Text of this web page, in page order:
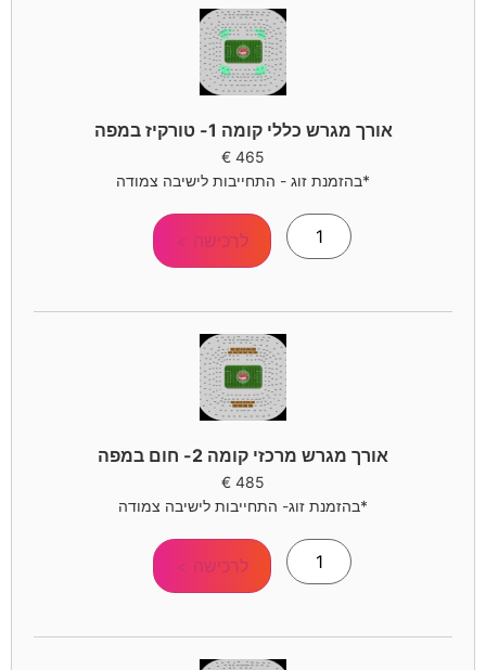
אורך מגרש כללי קומה 1- טורקיז במפה
465
€
*בהזמנת זוג - התחייבות לישיבה צמודה
לרכישה >
אורך מגרש מרכזי קומה 2- חום במפה
485
€
*בהזמנת זוג- התחייבות לישיבה צמודה
לרכישה >